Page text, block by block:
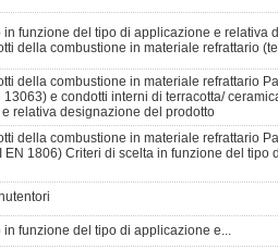
funzione del tipo di applicazione e relativa
della combustione in materiale refrattario
della combustione in materiale refrattario
e condotti interni di terracotta/
relativa designazione del prodotto
della combustione in materiale refrattario
1806) Criteri di scelta in funzione del tipo
funzione del tipo di applicazione e...